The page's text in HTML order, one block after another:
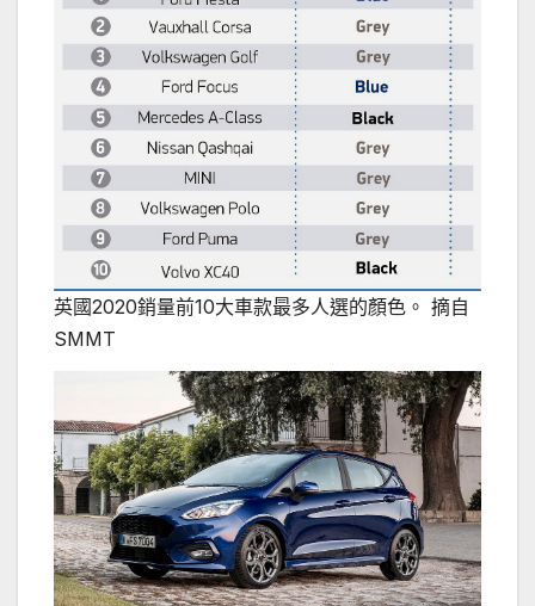
英國2020銷量前10大車款最多人選的顏色。 摘自
SMMT